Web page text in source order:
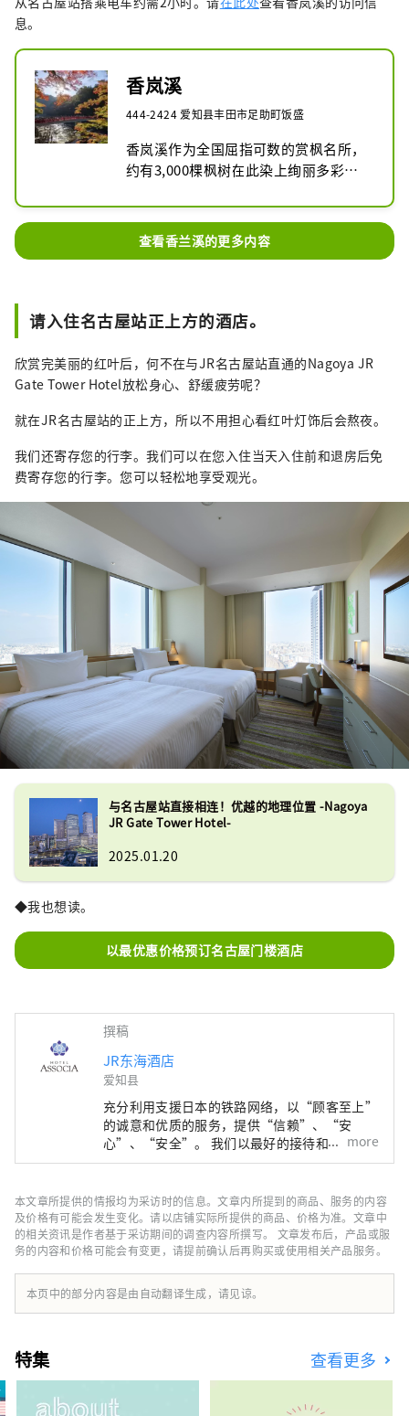
息。
香岚溪
444-2424 爱知县丰田市足助町饭盛
香岚溪作为全国屈指可数的赏枫名所，
约有3,000棵枫树在此染上绚丽多彩的
以香岚溪为起点延伸行程，也非常推荐
顺道造访被列为重要传统建筑群保存地
区、充满宿场町风情的“足助”，细细
查看香兰溪的更多内容
请入住名古屋站正上方的酒店。
欣赏完美丽的红叶后，何不在与JR名古屋站直通的Nagoya JR
Gate Tower Hotel放松身心、舒缓疲劳呢？
就在JR名古屋站的正上方，所以不用担心看红叶灯饰后会熬夜。
我们还寄存您的行李。我们可以在您入住当天入住前和退房后免
费寄存您的行李。您可以轻松地享受观光。
与名古屋站直接相连！优越的地理位置 -Nagoya
JR Gate Tower Hotel-
2025.01.20
◆我也想读。
以最优惠价格预订名古屋门楼酒店
撰稿
JR东海酒店
爱知县
充分利用支援日本的铁路网络，以“顾客至上”
的诚意和优质的服务，提供“信赖”、“安
心”、“安全”。 我们以最好的接待和最好的
招待来欢迎来自日本和国外的客户，以满足您的
more
本文章所提供的情报均为采访时的信息。文章内所提到的商品、服务的内容
及价格有可能会发生变化。请以店铺实际所提供的商品、价格为准。文章中
的相关资讯是作者基于采访期间的调查内容所撰写。 文章发布后，产品或服
务的内容和价格可能会有变更，请提前确认后再购买或使用相关产品服务。
本页中的部分内容是由自动翻译生成，请见谅。
特集 查看更多